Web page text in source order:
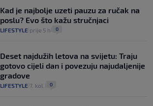
Kad je najbolje uzeti pauzu za ručak na
poslu? Evo što kažu stručnjaci
LIFESTYLE prije 5 h 0
Deset najdužih letova na svijetu: Traju
gotovo cijeli dan i povezuju najudaljenije
gradove
LIFESTYLE 7. kol. 0